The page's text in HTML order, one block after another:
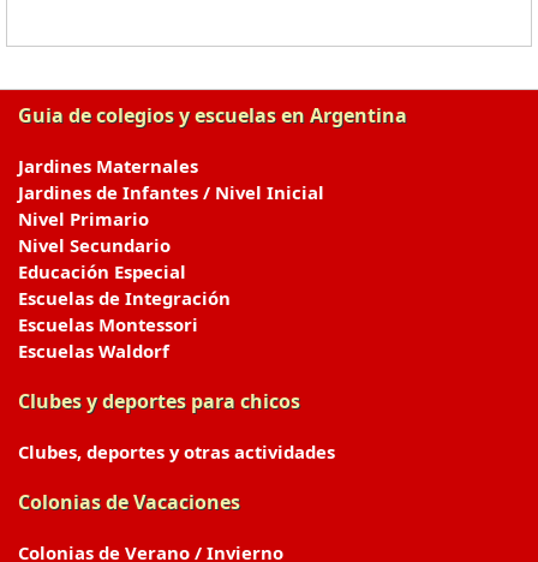
Guia de colegios y escuelas en Argentina
Jardines Maternales
Jardines de Infantes / Nivel Inicial
Nivel Primario
Nivel Secundario
Educación Especial
Escuelas de Integración
Escuelas Montessori
Escuelas Waldorf
Clubes y deportes para chicos
Clubes, deportes y otras actividades
Colonias de Vacaciones
Colonias de Verano / Invierno